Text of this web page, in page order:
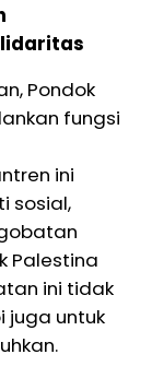
Pondok
fungsi
ini
sosial,
Palestina
ini tidak
juga untuk